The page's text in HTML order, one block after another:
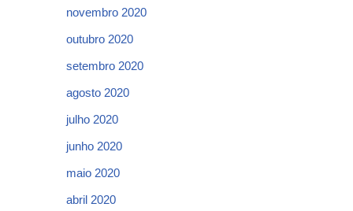
novembro 2020
outubro 2020
setembro 2020
agosto 2020
julho 2020
junho 2020
maio 2020
abril 2020